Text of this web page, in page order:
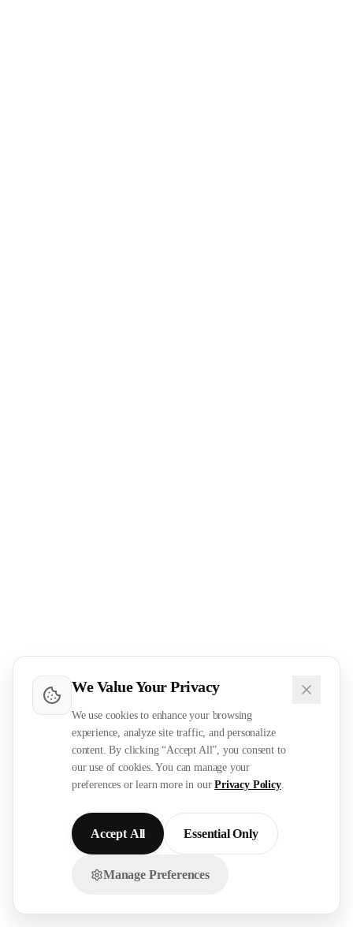
We Value Your Privacy
We use cookies to enhance your browsing
experience, analyze site traffic, and personalize
content. By clicking “Accept All”, you consent to
our use of cookies. You can manage your
preferences or learn more in our Privacy Policy.
Accept All Essential Only
Manage Preferences